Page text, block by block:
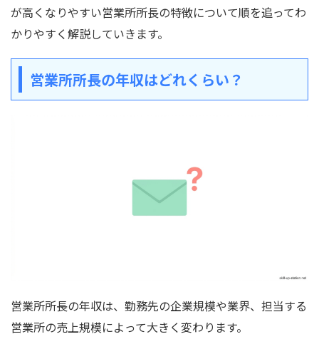
が高くなりやすい営業所所長の特徴について順を追ってわ
かりやすく解説していきます。
営業所所長の年収はどれくらい？
営業所所長の年収は、勤務先の企業規模や業界、担当する
営業所の売上規模によって大きく変わります。